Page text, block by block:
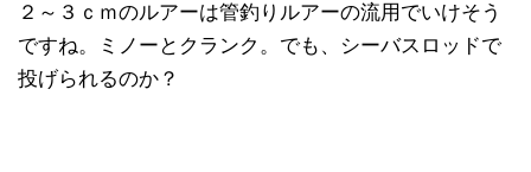
２～３ｃｍのルアーは管釣りルアーの流用でいけそう
ですね。ミノーとクランク。でも、シーバスロッドで
投げられるのか？